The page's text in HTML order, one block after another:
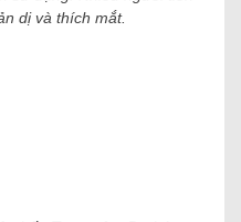
dị và thích mắt.